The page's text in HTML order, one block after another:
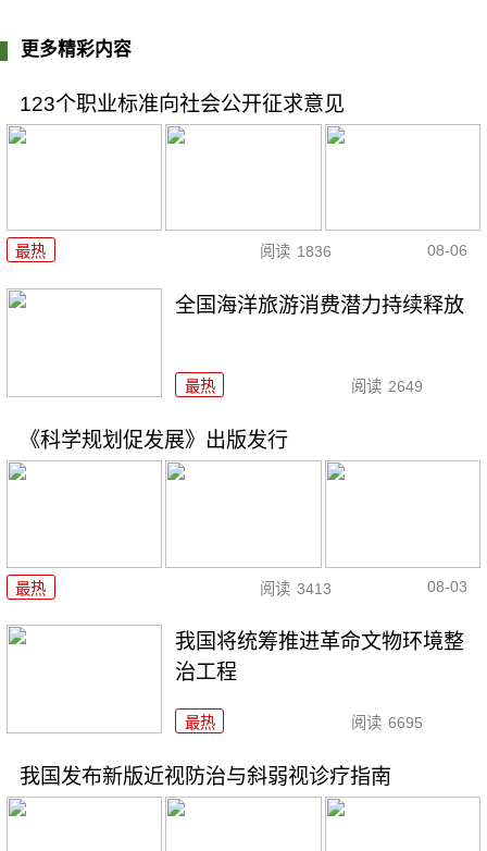
更多精彩内容
123个职业标准向社会公开征求意见
最热 阅读 1836 08-06
全国海洋旅游消费潜力持续释放
最热 阅读 2649
《科学规划促发展》出版发行
最热 阅读 3413 08-03
我国将统筹推进革命文物环境整
治工程
最热 阅读 6695
我国发布新版近视防治与斜弱视诊疗指南